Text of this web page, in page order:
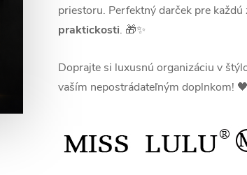
priestoru. Perfektný darček pre každú
praktickosti. 🎁✨
Doprajte si luxusnú organizáciu v
vaším nepostrádateľným doplnkom!